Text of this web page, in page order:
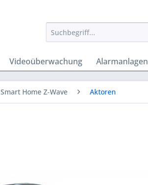
Videoüberwachung Alarmanlagen
Smart Home Z-Wave Aktoren